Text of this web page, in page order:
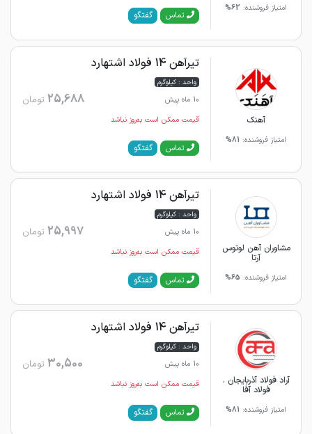
امتیاز فروشنده: 62%
تماس گفتگو
آهنک
امتیاز فروشنده: 81%
تیرآهن 14 فولاد اشتهارد
واحد : کیلوگرم
10 ماه پیش
25,688 تومان
قیمت ممکن است به‌روز نباشد
تماس گفتگو
مشاوران آهن لوتوس
آرتا
امتیاز فروشنده: 65%
تیرآهن 14 فولاد اشتهارد
واحد : کیلوگرم
10 ماه پیش
25,997 تومان
قیمت ممکن است به‌روز نباشد
تماس گفتگو
آراد فولاد آذربایجان .
فولاد آفا
امتیاز فروشنده: 81%
تیرآهن 14 فولاد اشتهارد
واحد : کیلوگرم
10 ماه پیش
30,500 تومان
قیمت ممکن است به‌روز نباشد
تماس گفتگو